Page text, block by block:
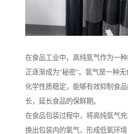
在食品工业中，高纯氩气作为一种
正逐渐成为“秘密”。氩气是一种无
化学性质稳定，能够有效抑制食
长，延长食品的保鲜期。
在食品包装过程中，将高纯氩气
换出包装内的氧气，形成低氧环